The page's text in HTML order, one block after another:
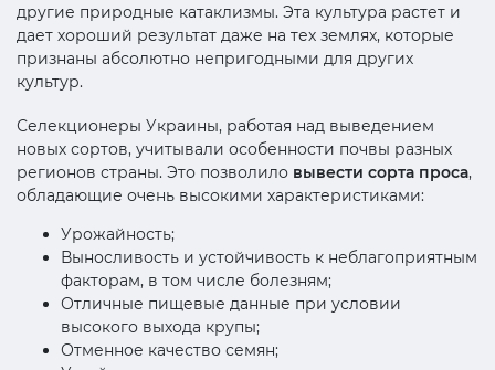
другие природные катаклизмы. Эта культура растет и
дает хороший результат даже на тех землях, которые
признаны абсолютно непригодными для других
культур.
Селекционеры Украины, работая над выведением
новых сортов, учитывали особенности почвы разных
регионов страны. Это позволило вывести сорта проса,
обладающие очень высокими характеристиками:
Урожайность;
Выносливость и устойчивость к неблагоприятным
факторам, в том числе болезням;
Отличные пищевые данные при условии
высокого выхода крупы;
Отменное качество семян;